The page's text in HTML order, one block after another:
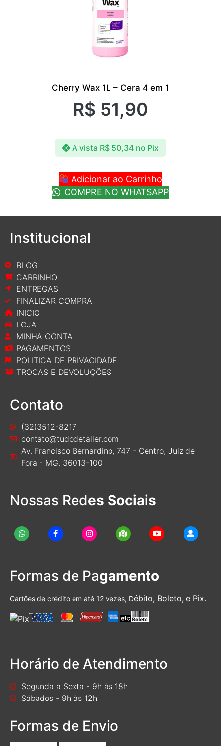
Cherry Wax 1L – Cera 4 em 1
R$ 51,90
A vista R$ 50,34 no Pix
Adicionar ao Carrinho
COMPRE NO WHATSAPP
Institucional
BLOG
CARRINHO
ENTREGAS
FINALIZAR COMPRA
INICIO
LOJA
MINHA CONTA
PAGAMENTOS
POLITICA DE PRIVACIDADE
TROCAS E DEVOLUÇÕES
Contato
(32)3512-8217
contato@tudodetailer.com
Av. Francisco Bernardino, 747 - Centro, Juiz de
Fora - MG, 36013-100
Nossas Redes Sociais
Formas de Pagamento
Cartões de crédito em até 12 vezes, Débito, Boleto, e Pix.
Horário de Atendimento
Segunda a Sexta - 9h às 18h
Sábados - 9h às 12h
Formas de Envio